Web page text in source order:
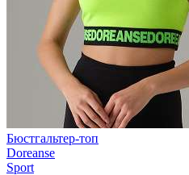
Бюстгальтер-топ
Doreanse
Sport